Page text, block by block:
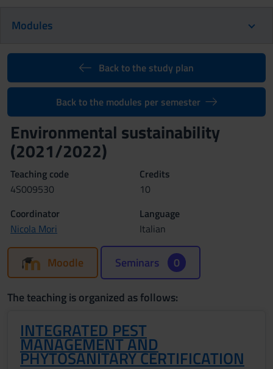
Modules
Back to the study plan
Back to the modules per semester
Environmental sustainability
(2021/2022)
Teaching code
4S009530
Credits
10
Coordinator
Nicola Mori
Language
Italian
Moodle Seminars 0
The teaching is organized as follows:
INTEGRATED PEST
MANAGEMENT AND
PHYTOSANITARY CERTIFICATION